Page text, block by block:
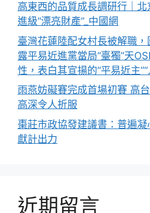
高東西的品質成長調研行｜北
進級“漂亮財產”_中國網
臺灣花蓮陸配女村長被解職
露平易近進黨當局“臺獨”天
性，表白其宣揚的“平易近主
雨燕妨礙賽完成首場初賽 高
高深令人折服
棗莊市政協發建議書：普遍
獻計出力
近期留言